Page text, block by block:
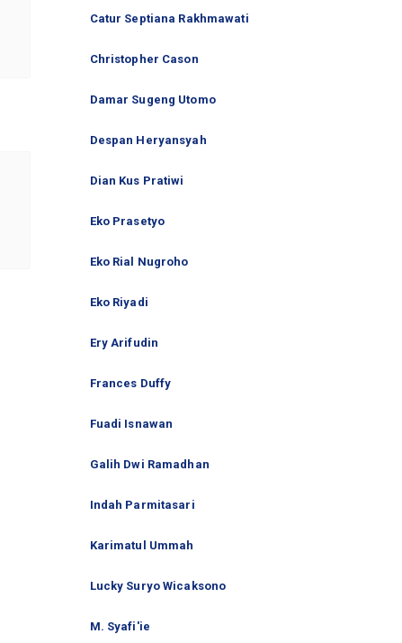
Catur Septiana Rakhmawati
Christopher Cason
Damar Sugeng Utomo
Despan Heryansyah
Dian Kus Pratiwi
Eko Prasetyo
Eko Rial Nugroho
Eko Riyadi
Ery Arifudin
Frances Duffy
Fuadi Isnawan
Galih Dwi Ramadhan
Indah Parmitasari
Karimatul Ummah
Lucky Suryo Wicaksono
M. Syafi'ie